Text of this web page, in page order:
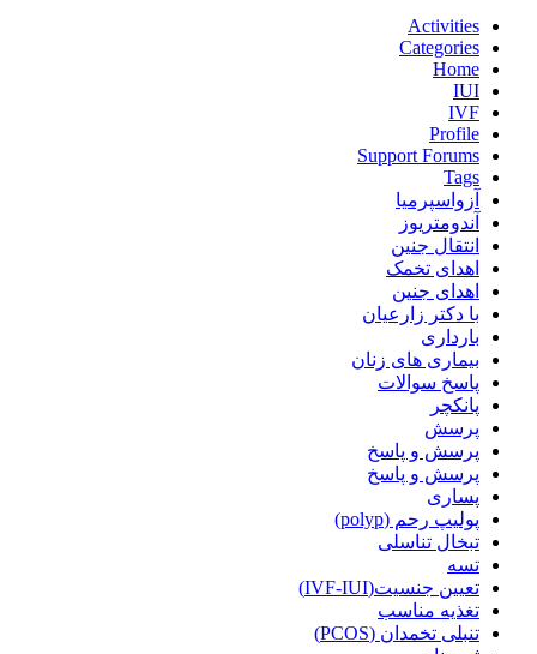
Activities
Categories
Home
IUI
IVF
Profile
Support Forums
Tags
آزواسپرمیا
آندومتریوز
انتقال جنین
اهدای تخمک
اهدای جنین
با دکتر زارعیان
بارداری
بیماری های زنان
پاسخ سوالات
پانکچر
پرسش
پرسش و پاسخ
پرسش و پاسخ
پساری
پولیپ رحم (polyp)
تبخال تناسلی
تسه
تعیین جنسیت(IVF-IUI)
تغذیه مناسب
تنبلی تخمدان (PCOS)